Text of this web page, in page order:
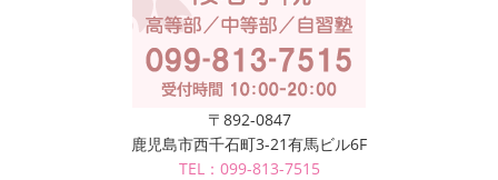
〒892-0847
鹿児島市西千石町3-21有馬ビル6F
TEL：099-813-7515